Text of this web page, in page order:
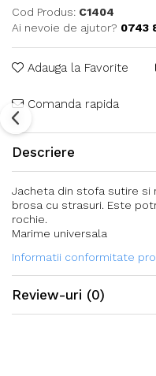
Cod Produs: C1404
Ai nevoie de ajutor? 0743
Adauga la Favorite
Comanda rapida
Descriere
Jacheta din stofa sutire si
brosa cu strasuri. Este
rochie.
Marime universala
Informatii conformitate
Review-uri (0)